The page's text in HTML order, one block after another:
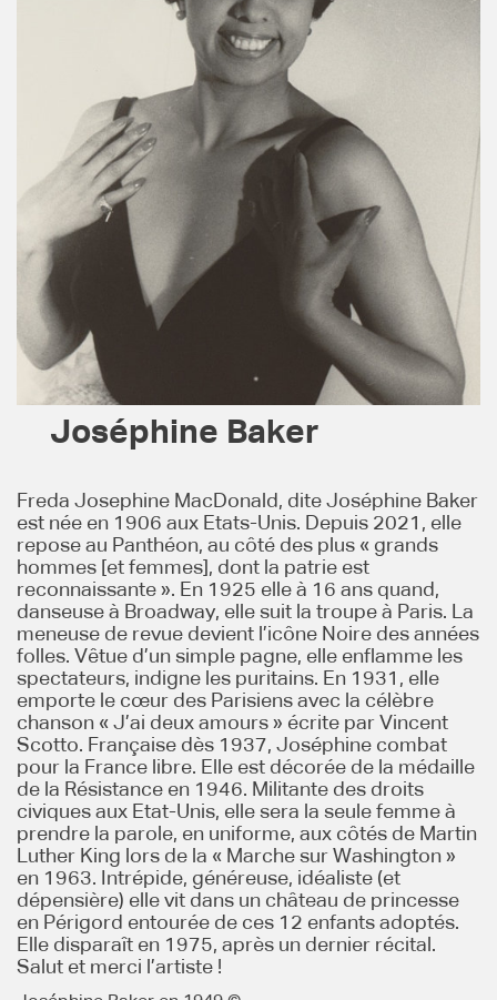
Joséphine Baker
Freda Josephine MacDonald, dite Joséphine Baker
est née en 1906 aux Etats-Unis. Depuis 2021, elle
repose au Panthéon, au côté des plus « grands
hommes [et femmes], dont la patrie est
reconnaissante ». En 1925 elle à 16 ans quand,
danseuse à Broadway, elle suit la troupe à Paris. La
meneuse de revue devient l’icône Noire des années
folles. Vêtue d’un simple pagne, elle enflamme les
spectateurs, indigne les puritains. En 1931, elle
emporte le cœur des Parisiens avec la célèbre
chanson « J’ai deux amours » écrite par Vincent
Scotto. Française dès 1937, Joséphine combat
pour la France libre. Elle est décorée de la médaille
de la Résistance en 1946. Militante des droits
civiques aux Etat-Unis, elle sera la seule femme à
prendre la parole, en uniforme, aux côtés de Martin
Luther King lors de la « Marche sur Washington »
en 1963. Intrépide, généreuse, idéaliste (et
dépensière) elle vit dans un château de princesse
en Périgord entourée de ces 12 enfants adoptés.
Elle disparaît en 1975, après un dernier récital.
Salut et merci l’artiste !